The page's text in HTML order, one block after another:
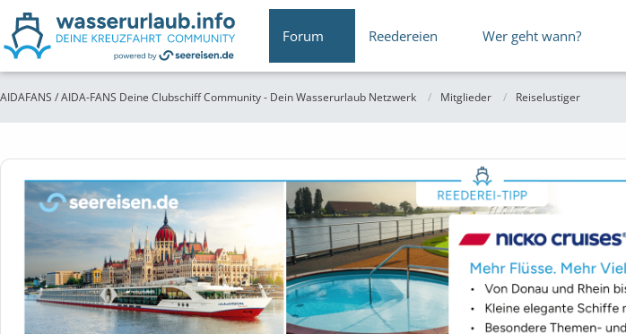
Forum Reedereien Wer geht wann?
AIDAFANS / AIDA-FANS Deine Clubschiff Community - Dein Wasserurlaub Netzwerk Mitglieder Reiselustiger